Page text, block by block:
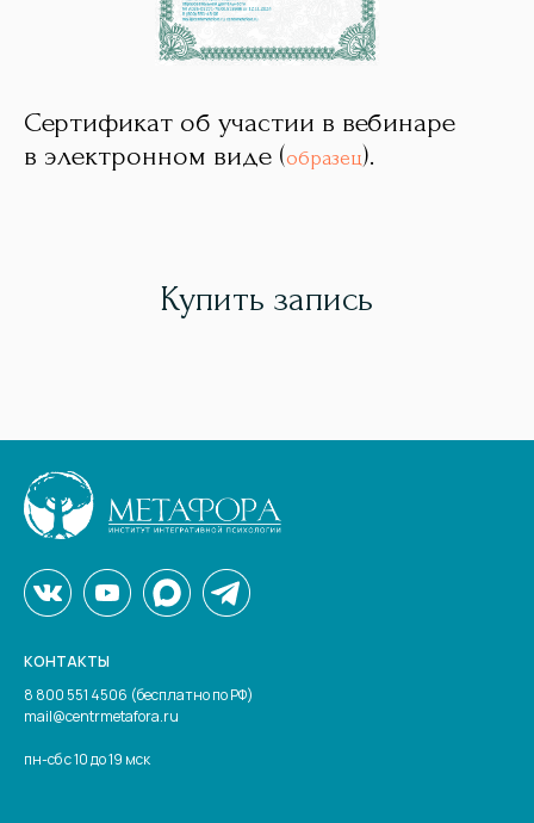
Сертификат об участии в вебинаре
в электронном виде (образец).
Купить запись
КОНТАКТЫ
8 800 551 4506 (бесплатно по РФ)
mail@centrmetafora.ru
пн-сб с 10 до 19 мск